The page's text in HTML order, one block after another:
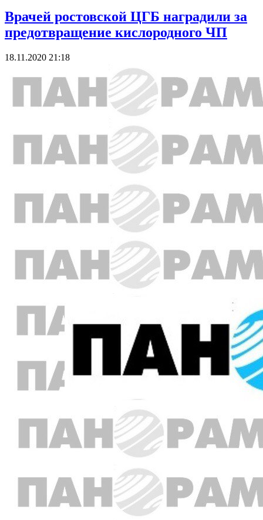
Врачей ростовской ЦГБ наградили за
предотвращение кислородного ЧП
18.11.2020 21:18